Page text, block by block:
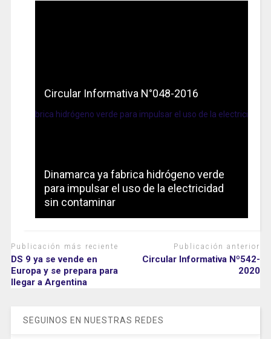
Circular Informativa N°048-2016
Dinamarca ya fabrica hidrógeno verde
para impulsar el uso de la electricidad
sin contaminar
Publicación más reciente
DS 9 ya se vende en
Europa y se prepara para
llegar a Argentina
Publicación anterior
Circular Informativa Nº542-
2020
SEGUINOS EN NUESTRAS REDES